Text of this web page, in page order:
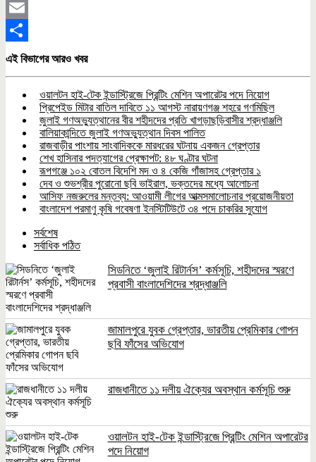
Twitter
Email
Share
এই বিভাগের আরও খবর
ওয়ালটন হাই-টেক ইন্ডাস্ট্রিজে প্রিন্টিং মেশিন অপারেটর পদে নিয়োগ
প্রিপেইড মিটার বাতিল দাবিতে ১১ আগস্ট নারায়ণগঞ্জ শহরে গণমিছিল
জুলাই গণঅভ্যুত্থানের বীর শহীদদের প্রতি খাগড়াছড়িবাসীর শ্রদ্ধাঞ্জলি
বালিয়াকান্দিতে জুলাই গণঅভ্যুত্থান দিবস পালিত
রাজবাড়ীর পাংশায় সাংবাদিককে মারধরের ঘটনায় একজন গ্রেপ্তার
শেখ হাসিনার পদত্যাগের প্রেক্ষাপট: ৪৮ ঘণ্টার ঘটনা
রূপগঞ্জে ১০২ বোতল বিদেশি মদ ও ৪ কেজি গাঁজাসহ গ্রেপ্তার ১
দেব ও শুভশ্রীর পুরোনো ছবি ভাইরাল, ভক্তদের মধ্যে আলোচনা
আসিফ নজরুলের মন্তব্য: আওয়ামী লীগের আত্মসমালোচনার প্রয়োজনীয়তা
বাংলাদেশ পরমাণু কৃষি গবেষণা ইনস্টিটিউটে ৩৪ পদে চাকরির সুযোগ
সর্বশেষ
সর্বাধিক পঠিত
সিডনিতে ‘জুলাই রিটার্নস’ কর্মসূচি, শহীদদের স্মরণে
প্রবাসী বাংলাদেশিদের শ্রদ্ধাঞ্জলি
জামালপুরে যুবক গ্রেপ্তার, ভারতীয় প্রেমিকার গোপন
ছবি ফাঁসের অভিযোগ
রাজধানীতে ১১ দলীয় ঐক্যের অবস্থান কর্মসূচি শুরু
ওয়ালটন হাই-টেক ইন্ডাস্ট্রিজে প্রিন্টিং মেশিন অপারেটর
পদে নিয়োগ